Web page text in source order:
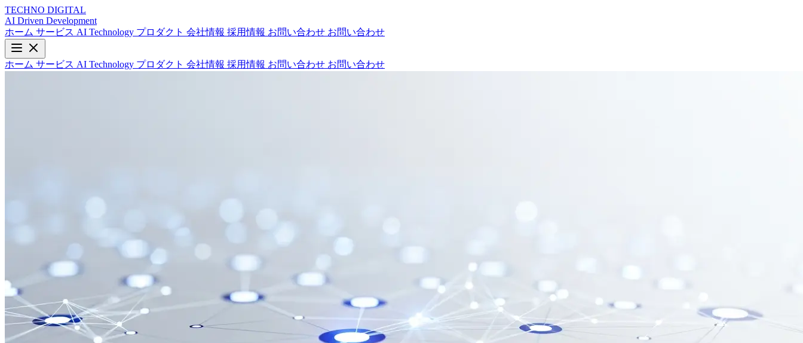
TECHNO DIGITAL
AI Driven Development
ホーム サービス AI Technology プロダクト 会社情報 採用情報 お問い合わせ お問い合わせ
ホーム サービス AI Technology プロダクト 会社情報 採用情報 お問い合わせ お問い合わせ